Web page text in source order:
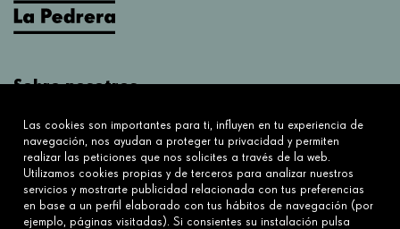
Sobre nosotros
Sobre nosotros
Conecta
Contáctanos
Las cookies son importantes para ti, influyen en tu experiencia de
navegación, nos ayudan a proteger tu privacidad y permiten
realizar las peticiones que nos solicites a través de la web.
Utilizamos cookies propias y de terceros para analizar nuestros
servicios y mostrarte publicidad relacionada con tus preferencias
en base a un perfil elaborado con tus hábitos de navegación (por
ejemplo, páginas visitadas). Si consientes su instalación pulsa